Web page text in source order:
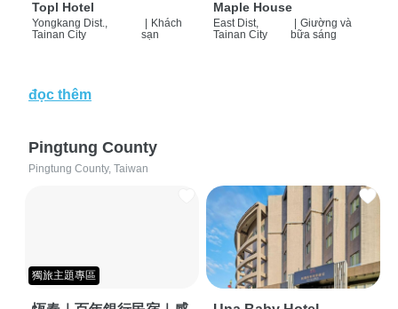
Topl Hotel
Yongkang Dist.,
Tainan City
| Khách
sạn
Maple House
East Dist,
Tainan City
| Giường và
bữa sáng
đọc thêm
Pingtung County
Pingtung County, Taiwan
獨旅主題專區